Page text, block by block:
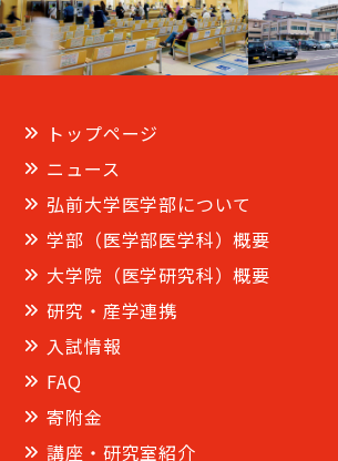
トップページ
ニュース
弘前大学医学部について
学部（医学部医学科）概要
大学院（医学研究科）概要
研究・産学連携
入試情報
FAQ
寄附金
講座・研究室紹介